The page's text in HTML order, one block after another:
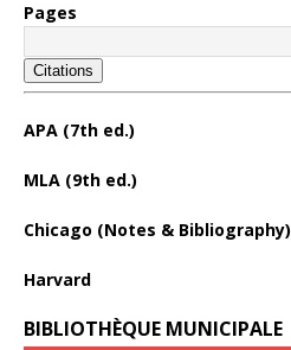
Pages
Citations
APA (7th ed.)
MLA (9th ed.)
Chicago (Notes & Bibliography)
Harvard
BIBLIOTHÈQUE MUNICIPALE